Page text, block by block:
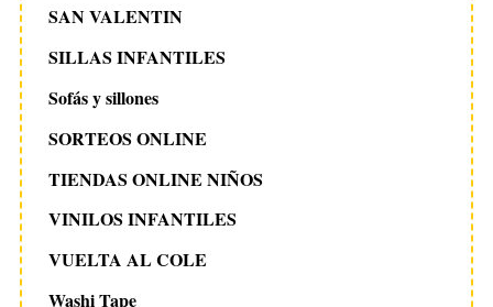
SAN VALENTIN
SILLAS INFANTILES
Sofás y sillones
SORTEOS ONLINE
TIENDAS ONLINE NIÑOS
VINILOS INFANTILES
VUELTA AL COLE
Washi Tape